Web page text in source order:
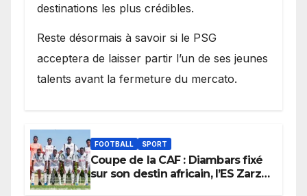
destinations les plus crédibles.
Reste désormais à savoir si le PSG
acceptera de laisser partir l’un de ses jeunes
talents avant la fermeture du mercato.
FOOTBALL SPORT
Coupe de la CAF : Diambars fixé
sur son destin africain, l’ES Zarzis